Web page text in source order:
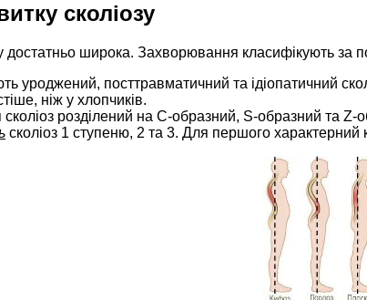
сколіозу
достатньо широка. Захворювання класифікують
уроджений, посттравматичний та ідіопатичний
ніж у хлопчиків.
розділений на С-образний, S-образний та
сколіоз 1 ступеню, 2 та 3. Для першого характерний